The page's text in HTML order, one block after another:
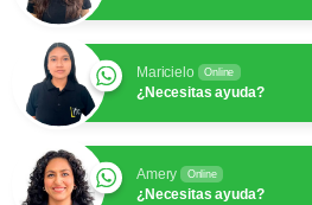
Maricielo Online
¿Necesitas ayuda?
Amery Online
¿Necesitas ayuda?